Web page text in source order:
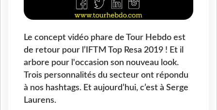
Le concept vidéo phare de Tour Hebdo est
de retour pour l’IFTM Top Resa 2019 ! Et il
arbore pour l'occasion son nouveau look.
Trois personnalités du secteur ont répondu
à nos hashtags. Et aujourd’hui, c’est à Serge
Laurens.